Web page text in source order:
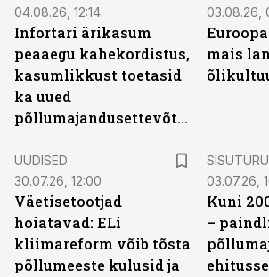
04.08.26, 12:14
Infortari ärikasum
peaaegu kahekordistus,
kasumlikkust toetasid
ka uued
põllumajandusettevõtted
03.08.26,
mais
UUDISED
30.07.26, 12:00
Väetisetootjad
hoiatavad: ELi
kliimareform võib tõsta
põllumeeste kulusid ja
03.07.26,
Kuni
–